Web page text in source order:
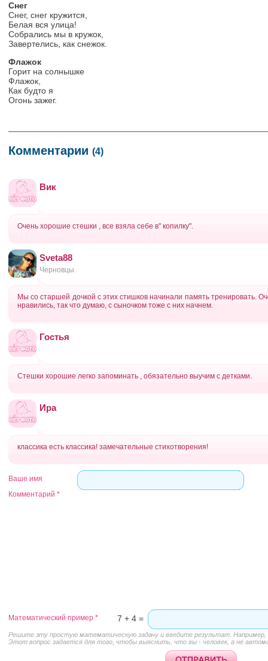
Снег
Снег, снег кружится,
Белая вся улица!
Собрались мы в кружок,
Завертелись, как снежок.
Флажок
Горит на солнышке
Флажок,
Как будто я
Огонь зажег.
Комментарии (4)
Вик
Очень хорошие стешки , все взяла себе в" копилку".
Sveta88
Черновцы
Мы со старшей дочкой с этих стишков начинали память тренировать.
нравились, так что думаю, с сыночком тоже с них начнем.
Гостья
Стешки хорошие легко запоминать , обязательно выучим с детками.
Ира
классика есть классика! замечательные стихотворения!
Ваше имя
Комментарий *
Этот вопрос задается для того, чтобы выяснить, что вы - человек, а не
Математический пример * 7 + 4 =
Решите эту простую математическую задачу и введите результат. Например,